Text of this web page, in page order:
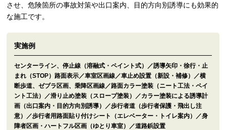
させ、危険箇所の事故対策や出口案内、目的方向別誘導にも効果的
な施工です。
実施例
センターライン、停止線（溶融式・ペイント式）／誘導矢印・徐行・止
まれ（STOP）路面表示／車室区画線／車止め設置（新設・補修）／横
断歩道、ゼブラ区画、乗降区画線／路面カラー塗装（ニート工法・ペイ
ント工法）／滑り止め塗装（スロープ塗装）／カラー塗装による誘導計
画（出口案内・目的方向別誘導）／歩行者道（歩行者保護・飛出し注
意）／歩行者用路面貼り付けシート（エレベーター・トイレ案内）／身
障者区画・ハートフル区画（ゆとり車室）／道路鋲設置